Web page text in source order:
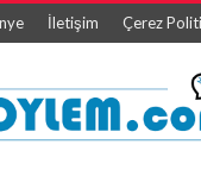
İletişim Çerez